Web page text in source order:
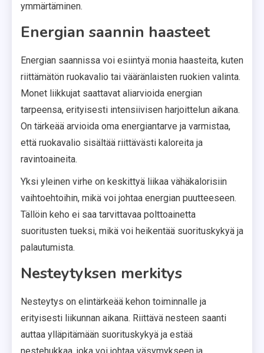
ymmärtäminen.
Energian saannin haasteet
Energian saannissa voi esiintyä monia haasteita, kuten
riittämätön ruokavalio tai vääränlaisten ruokien valinta.
Monet liikkujat saattavat aliarvioida energian
tarpeensa, erityisesti intensiivisen harjoittelun aikana.
On tärkeää arvioida oma energiantarve ja varmistaa,
että ruokavalio sisältää riittävästi kaloreita ja
ravintoaineita.
Yksi yleinen virhe on keskittyä liikaa vähäkalorisiin
vaihtoehtoihin, mikä voi johtaa energian puutteeseen.
Tällöin keho ei saa tarvittavaa polttoainetta
suoritusten tueksi, mikä voi heikentää suorituskykyä ja
palautumista.
Nesteytyksen merkitys
Nesteytys on elintärkeää kehon toiminnalle ja
erityisesti liikunnan aikana. Riittävä nesteen saanti
auttaa ylläpitämään suorituskykyä ja estää